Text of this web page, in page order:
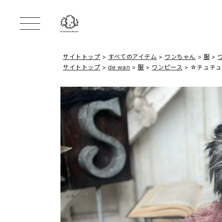
サイトトップ すべてのアイテム ワンちゃん 服
サイトトップ
de wan 服 ワンピース ☆チュチ